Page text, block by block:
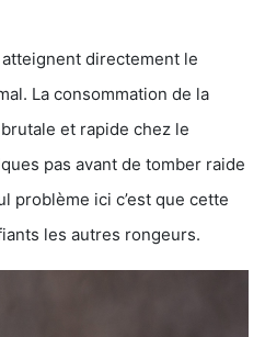
directement le
La consommation de la
et rapide chez le
pas avant de tomber raide
problème ici c’est que cette
les autres rongeurs.